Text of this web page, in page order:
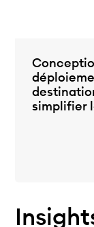
simplifier